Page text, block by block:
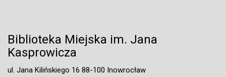
Biblioteka Miejska im. Jana
Kasprowicza
ul. Jana Kilińskiego 16 88-100 Inowrocław